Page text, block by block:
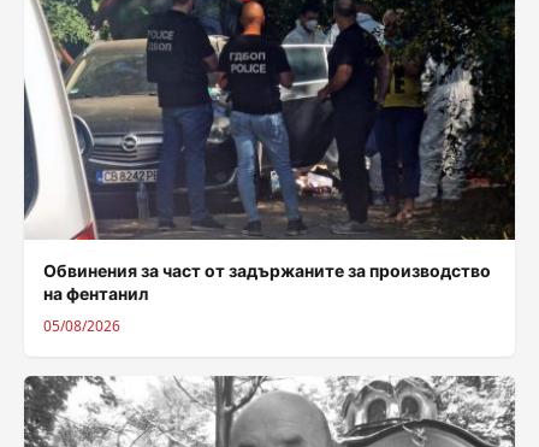
Обвинения за част от задържаните за производство
на фентанил
05/08/2026